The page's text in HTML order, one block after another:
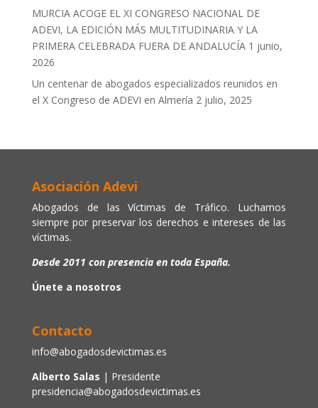
MURCIA ACOGE EL XI CONGRESO NACIONAL DE
ADEVI, LA EDICIÓN MÁS MULTITUDINARIA Y LA
PRIMERA CELEBRADA FUERA DE ANDALUCÍA 1 junio,
2026
Un centenar de abogados especializados reunidos en
el X Congreso de ADEVI en Almería 2 julio, 2025
Asociación Adevi
Abogados de las Víctimas de Tráfico. Luchamos
siempre por preservar los derechos e intereses de las
víctimas.
Desde 2011 con presencia en toda España.
Únete a nosotros
Contacto
info@abogadosdevictimas.es
Alberto Salas | Presidente
presidencia@abogadosdevictimas.es